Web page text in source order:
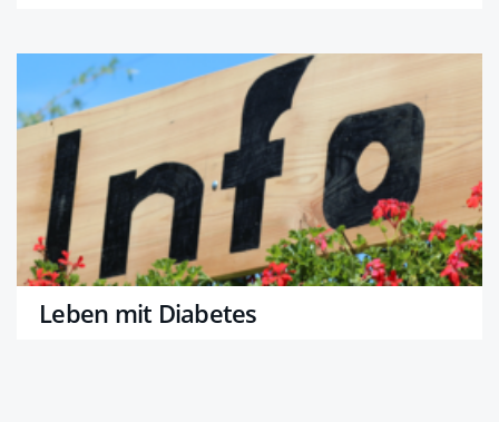
Leben mit Diabetes